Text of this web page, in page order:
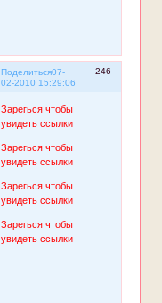
Поделиться 246
07-
02-2010 15:29:06
Зарегься чтобы
увидеть ссылки
Зарегься чтобы
увидеть ссылки
Зарегься чтобы
увидеть ссылки
Зарегься чтобы
увидеть ссылки